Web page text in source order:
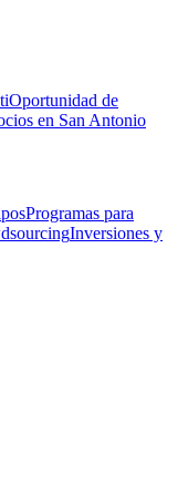
Oportunidad de
en San Antonio
Programas para
Inversiones y